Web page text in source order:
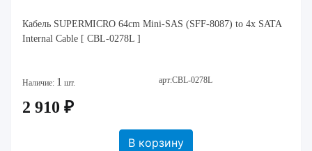
Кабель SUPERMICRO 64cm Mini-SAS (SFF-8087) to 4x SATA
Internal Cable [ CBL-0278L ]
Наличие: 1 шт. арт:CBL-0278L
2 910 ₽
В корзину